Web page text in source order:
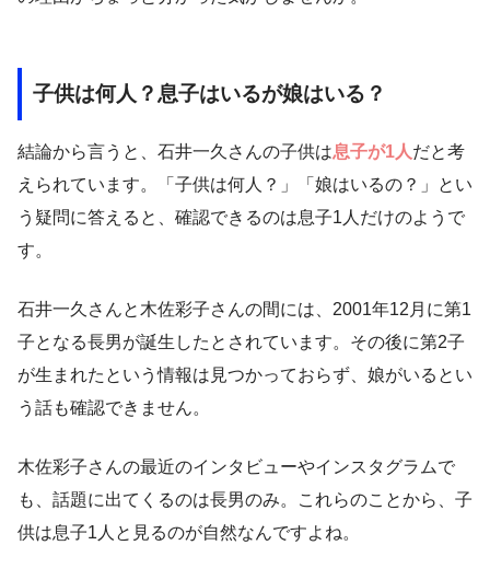
子供は何人？息子はいるが娘はいる？
結論から言うと、石井一久さんの子供は息子が1人だと考
えられています。「子供は何人？」「娘はいるの？」とい
う疑問に答えると、確認できるのは息子1人だけのようで
す。
石井一久さんと木佐彩子さんの間には、2001年12月に第1
子となる長男が誕生したとされています。その後に第2子
が生まれたという情報は見つかっておらず、娘がいるとい
う話も確認できません。
木佐彩子さんの最近のインタビューやインスタグラムで
も、話題に出てくるのは長男のみ。これらのことから、子
供は息子1人と見るのが自然なんですよね。